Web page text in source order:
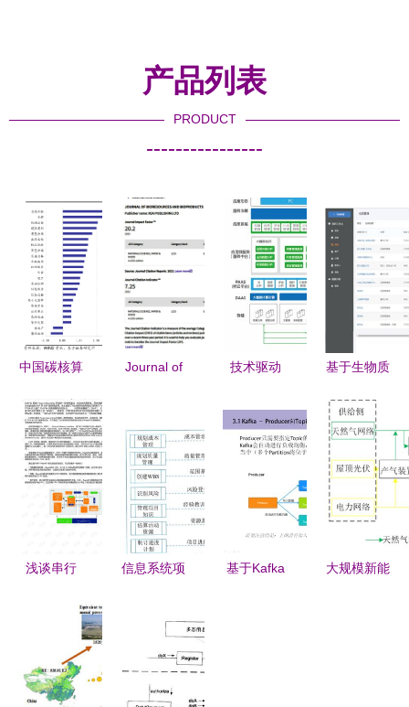
产品列表
PRODUCT
----------------
中国碳核算
2024年新
兴经济体二
氧化碳排放
与生物质能
深度洞察
Journal of
Bioproducts
Soars with
First
Impact
Factor of
Top in
Discipline
技术驱动
院运营管理
信息系统与
生物质能资
源数据库信
息系统
基于生物质
库的简易
CRM客户
信息管理系
统设计与实
浅谈串行
换器在通信
与网络中的
优势及其与
信息系统项
四版学习笔
记 项目成
基于Kafka
大规模新能